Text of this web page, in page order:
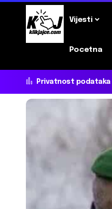
Vijesti
Pocetna
Privatnost podataka